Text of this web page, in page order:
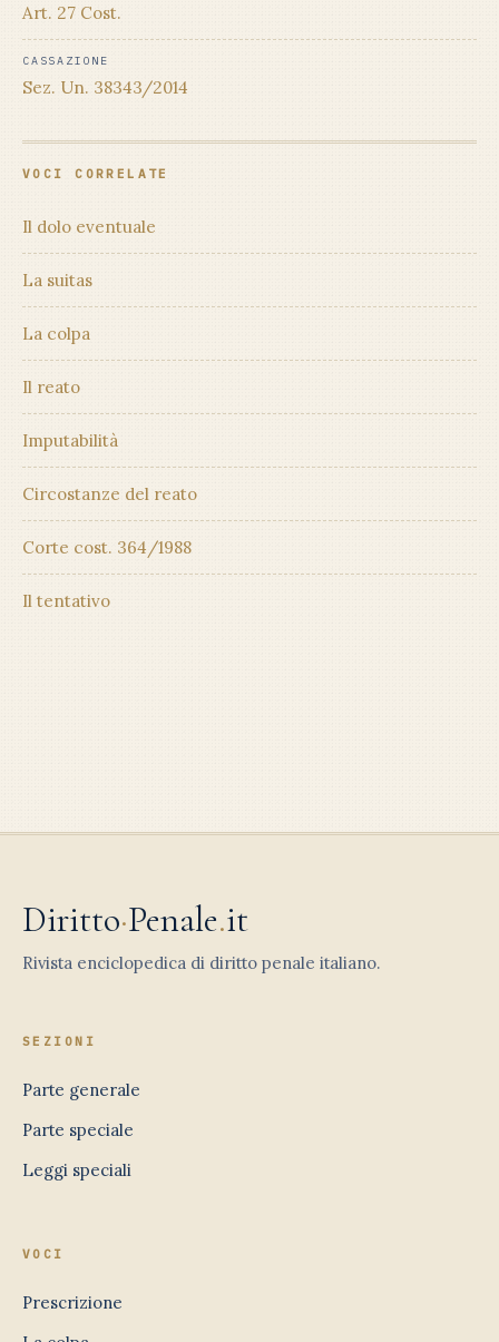
Art. 27 Cost.
CASSAZIONE
Sez. Un. 38343/2014
VOCI CORRELATE
Il dolo eventuale
La suitas
La colpa
Il reato
Imputabilità
Circostanze del reato
Corte cost. 364/1988
Il tentativo
Diritto·Penale.it
Rivista enciclopedica di diritto penale italiano.
SEZIONI
Parte generale
Parte speciale
Leggi speciali
VOCI
Prescrizione